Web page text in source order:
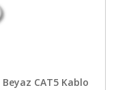
Beyaz CAT5 Kablo